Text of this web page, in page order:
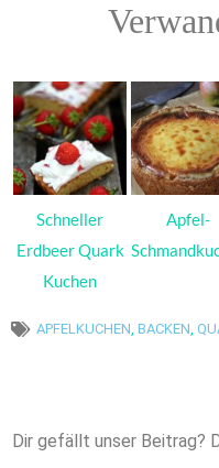
Schneller
Erdbeer Quark
Kuchen
Apfel-
APFELKUCHEN, BACKEN,
Dir gefällt unser Beitrag?